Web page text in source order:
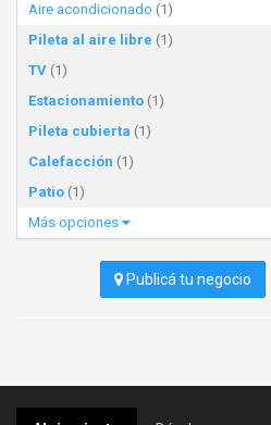
Aire acondicionado (1)
Pileta al aire libre (1)
TV (1)
Estacionamiento (1)
Pileta cubierta (1)
Calefacción (1)
Patio (1)
Más opciones
Publicá tu negocio